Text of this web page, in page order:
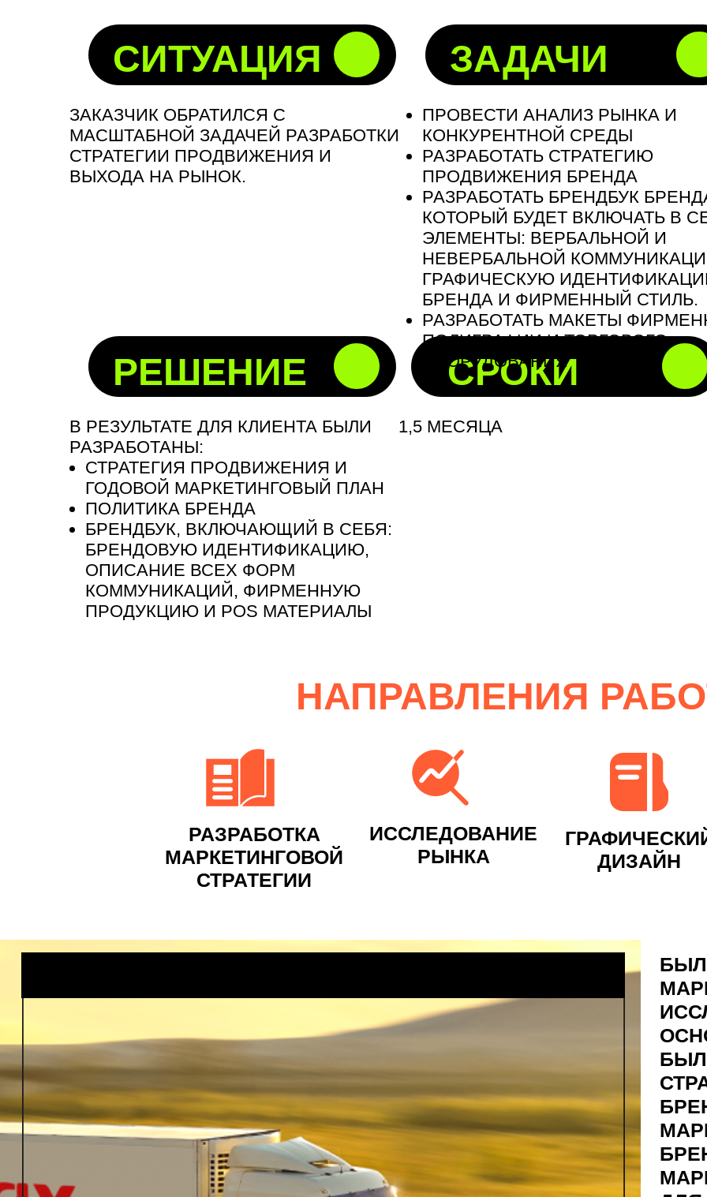
ЗАКАЗЧИК ОБРАТИЛСЯ С
МАСШТАБНОЙ ЗАДАЧЕЙ РАЗРАБОТКИ
СТРАТЕГИИ ПРОДВИЖЕНИЯ И
ВЫХОДА НА РЫНОК.
СИТУАЦИЯ ЗАДАЧИ
ПРОВЕСТИ АНАЛИЗ РЫНКА И
КОНКУРЕНТНОЙ СРЕДЫ
РАЗРАБОТАТЬ СТРАТЕГИЮ
ПРОДВИЖЕНИЯ БРЕНДА
РАЗРАБОТАТЬ БРЕНДБУК
КОТОРЫЙ БУДЕТ ВКЛЮЧАТЬ В
ЭЛЕМЕНТЫ: ВЕРБАЛЬНОЙ И
НЕВЕРБАЛЬНОЙ
ГРАФИЧЕСКУЮ
БРЕНДА И ФИРМЕННЫЙ СТИЛЬ.
РАЗРАБОТАТЬ МАКЕТЫ
ПОЛИГРАФИИ И ТОРГОВОГО
ОБОРУДОВАНИЯ
В РЕЗУЛЬТАТЕ ДЛЯ КЛИЕНТА БЫЛИ
РАЗРАБОТАНЫ:
СТРАТЕГИЯ ПРОДВИЖЕНИЯ И
ГОДОВОЙ МАРКЕТИНГОВЫЙ ПЛАН
ПОЛИТИКА БРЕНДА
БРЕНДБУК, ВКЛЮЧАЮЩИЙ В СЕБЯ:
БРЕНДОВУЮ ИДЕНТИФИКАЦИЮ,
ОПИСАНИЕ ВСЕХ ФОРМ
КОММУНИКАЦИЙ, ФИРМЕННУЮ
ПРОДУКЦИЮ И POS МАТЕРИАЛЫ
РЕШЕНИЕ
1,5 МЕСЯЦА
СРОКИ
НАПРАВЛЕНИЯ
РАЗРАБОТКА
МАРКЕТИНГОВОЙ
СТРАТЕГИИ
ДИЗАЙН
ИССЛЕДОВАНИЕ
РЫНКА